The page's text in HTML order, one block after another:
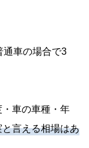
通車の場合で3
車の車種・年
と言える相場はあ